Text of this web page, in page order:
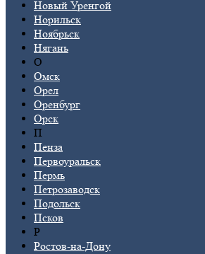
Новый Уренгой
Норильск
Ноябрьск
Нягань
О
Омск
Орел
Оренбург
Орск
П
Пенза
Первоуральск
Пермь
Петрозаводск
Подольск
Псков
Р
Ростов-на-Дону